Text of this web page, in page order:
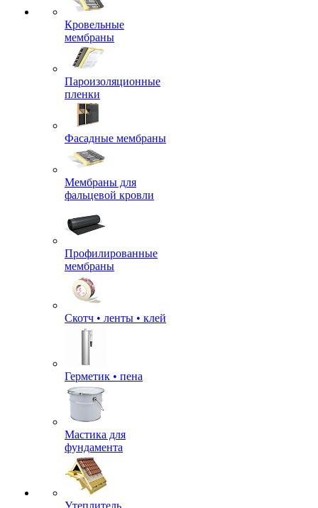
Кровельные
мембраны
Пароизоляционные
пленки
Фасадные мембраны
Мембраны для
фальцевой кровли
Профилированные
мембраны
Скотч • ленты • клей
Герметик • пена
Мастика для
фундамента
Утеплитель